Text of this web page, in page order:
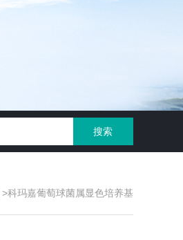
>科玛嘉葡萄球菌属显色培养基